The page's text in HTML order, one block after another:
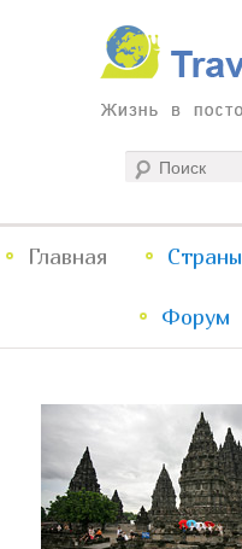
Traveliving
Жизнь в постоянном путешествии
менюГлавная Страны
Форум